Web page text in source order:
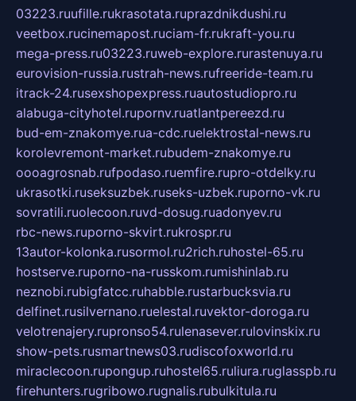
03223.ruufille.rukrasotata.ruprazdnikdushi.ru
veetbox.rucinemapost.ruciam-fr.rukraft-you.ru
mega-press.ru03223.ruweb-explore.rurastenuya.ru
eurovision-russia.rustrah-news.rufreeride-team.ru
itrack-24.rusexshopexpress.ruautostudiopro.ru
alabuga-cityhotel.rupornv.ruatlantpereezd.ru
bud-em-znakomye.rua-cdc.ruelektrostal-news.ru
korolevremont-market.rubudem-znakomye.ru
oooagrosnab.rufpodaso.ruemfire.rupro-otdelky.ru
ukrasotki.ruseksuzbek.ruseks-uzbek.ruporno-vk.ru
sovratili.ruolecoon.ruvd-dosug.ruadonyev.ru
rbc-news.ruporno-skvirt.rukrospr.ru
13autor-kolonka.rusormol.ru2rich.ruhostel-65.ru
hostserve.ruporno-na-russkom.rumishinlab.ru
neznobi.rubigfatcc.ruhabble.rustarbucksvia.ru
delfinet.rusilvernano.ruelestal.ruvektor-doroga.ru
velotrenajery.rupronso54.rulenasever.rulovinskix.ru
show-pets.rusmartnews03.rudiscofoxworld.ru
miraclecoon.rupongup.ruhostel65.ruliura.ruglasspb.ru
firehunters.rugribowo.rugnalis.rubulkitula.ru